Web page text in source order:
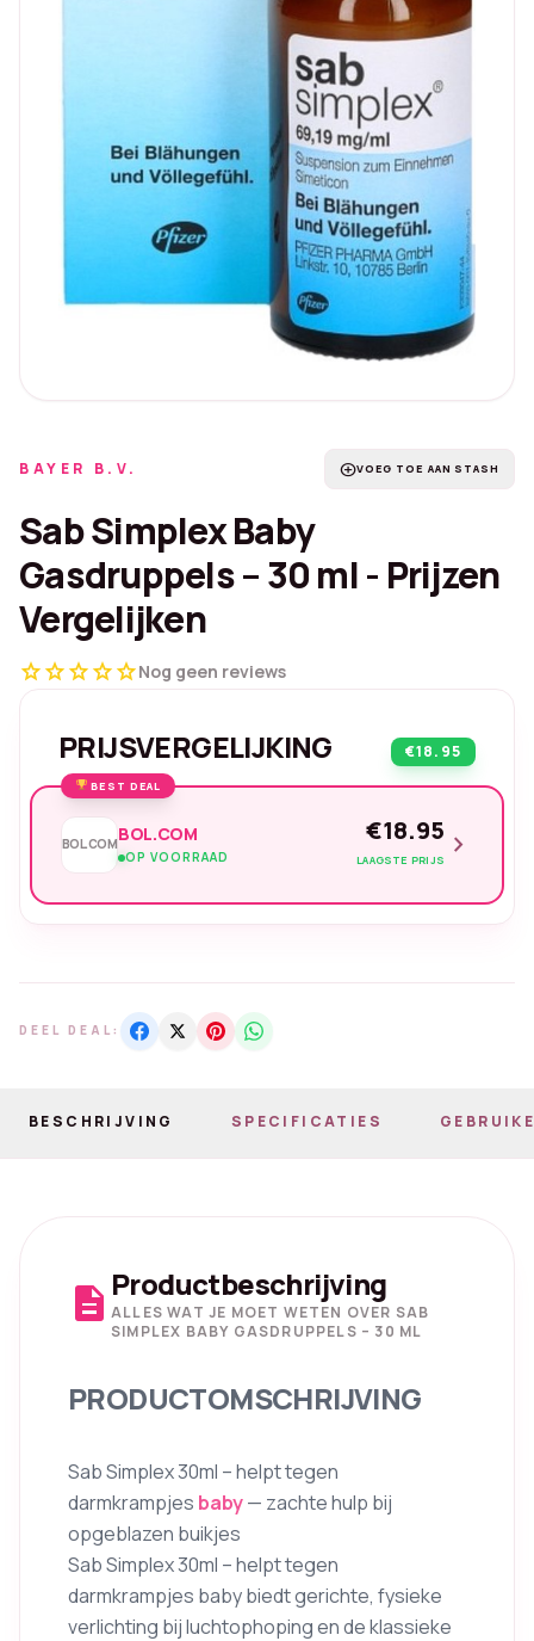
BAYER B.V. add_circleVOEG TOE AAN STASH
Sab Simplex Baby
Gasdruppels – 30 ml - Prijzen
Vergelijken
starstarstarstarstarNog geen reviews
PRIJSVERGELIJKING €18.95
BEST DEAL
BOL.COMBOL.COM
OP VOORRAAD
€18.95
LAAGSTE PRIJS chevron_right
DEEL DEAL:
BESCHRIJVING SPECIFICATIES
description Productbeschrijving
ALLES WAT JE MOET WETEN OVER SAB
SIMPLEX BABY GASDRUPPELS – 30 ML
PRODUCTOMSCHRIJVING
Sab Simplex 30ml – helpt tegen
darmkrampjes baby— zachte hulp bij
opgeblazen buikjes
Sab Simplex 30ml – helpt tegen
darmkrampjes baby biedt gerichte, fysieke
verlichting bij luchtophoping en de klassieke